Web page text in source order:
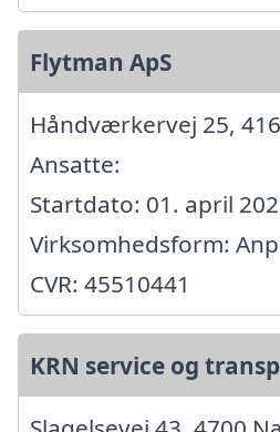
Flytman ApS
Håndværkervej 25,
Ansatte:
Startdato: 01. april
Virksomhedsform:
CVR: 45510441
KRN service og